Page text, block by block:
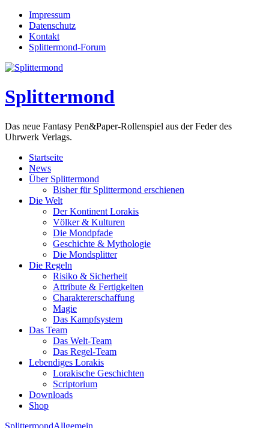
Impressum
Datenschutz
Kontakt
Splittermond-Forum
Splittermond
Das neue Fantasy Pen&Paper-Rollenspiel aus der Feder des
Uhrwerk Verlags.
Startseite
News
Über Splittermond
Bisher für Splittermond erschienen
Die Welt
Der Kontinent Lorakis
Völker & Kulturen
Die Mondpfade
Geschichte & Mythologie
Die Mondsplitter
Die Regeln
Risiko & Sicherheit
Attribute & Fertigkeiten
Charaktererschaffung
Magie
Das Kampfsystem
Das Team
Das Welt-Team
Das Regel-Team
Lebendiges Lorakis
Lorakische Geschichten
Scriptorium
Downloads
Shop
SplittermondAllgemein